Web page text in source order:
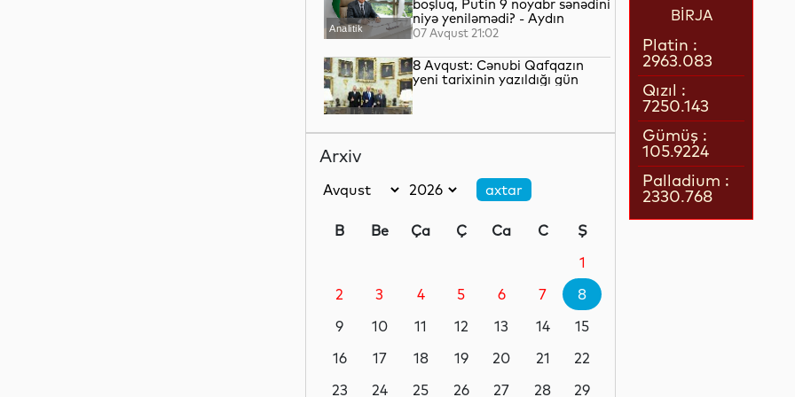
Analitik
boşluq, Putin 9 noyabr sənədini
niyə yeniləmədi? - Aydın
QULİYEV yazır...
07 Avqust 21:02
Siyasət
8 Avqust: Cənubi Qafqazın
yeni tarixinin yazıldığı gün
konturları
Siyasət
Paşinyan niyə üzr istəmişdi?
07 Avqust 20:41
Dünya
ÜST legioner xəstəliyinin
07 Avqust 20:17
Arxiv
B Be Ça Ç Ca C
Ş
1
2
3 4 5 6 7
8
9
10 11 12 13 14
15
16
17 18 19 20 21
22
23
24 25 26 27 28
29
BİRJA
Platin :
2963.083
Qızıl :
7250.143
Gümüş :
105.9224
Palladium :
2330.768